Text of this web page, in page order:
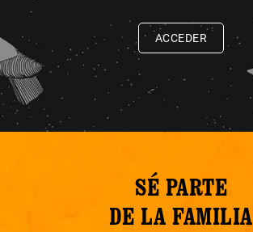
ACCEDER
SÉ PARTE
DE LA FAMILIA